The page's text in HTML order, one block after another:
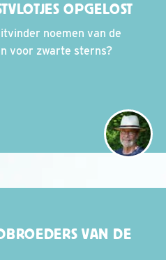
OPGELOST
noemen van de
voor zwarte sterns?
VAN DE